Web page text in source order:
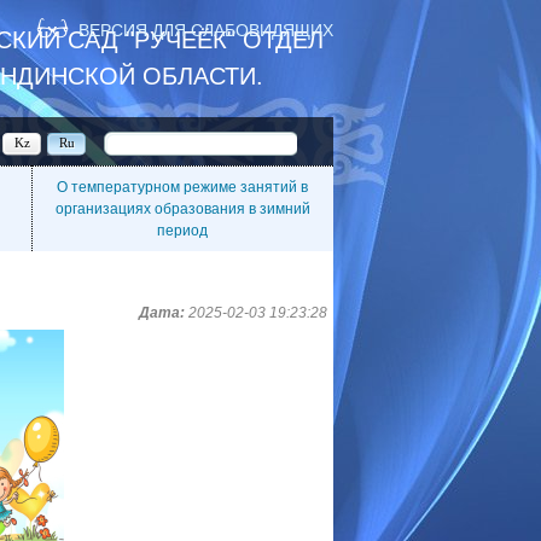
САД "РУЧЕЁК" ОТДЕЛ
ОБЛАСТИ.
ВЕРСИЯ ДЛЯ СЛАБОВИДЯЩИХ
Ru
Kz
О температурном режиме занятий в
организациях образования в зимний
период
Дата: 2025-02-03 19:23:28